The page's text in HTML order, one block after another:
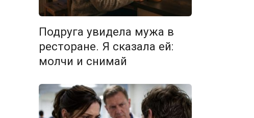
Подруга увидела мужа в
ресторане. Я сказала ей:
молчи и снимай